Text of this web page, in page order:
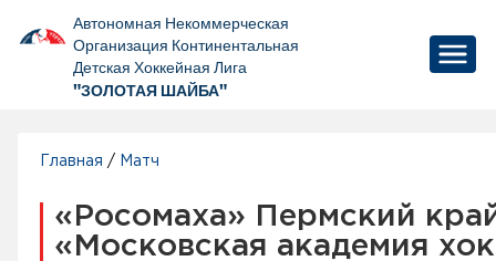
Автономная Некоммерческая
Организация Континентальная
Детская Хоккейная Лига
"ЗОЛОТАЯ ШАЙБА"
Главная / Матч
«Росомаха» Пермский
«Московская академия